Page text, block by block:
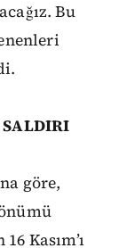
Bu
SALDIRI
göre,
Kasım’ı